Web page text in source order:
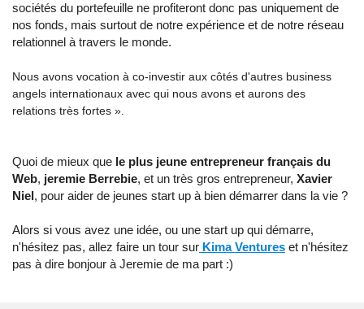
sociétés du portefeuille ne profiteront donc pas uniquement de
nos fonds, mais surtout de notre expérience et de notre réseau
relationnel à travers le monde.
Nous avons vocation à co-investir aux côtés d'autres business
angels internationaux avec qui nous avons et aurons des
relations très fortes ».
Quoi de mieux que le plus jeune entrepreneur français du
Web, jeremie Berrebie, et un très gros entrepreneur, Xavier
Niel, pour aider de jeunes start up à bien démarrer dans la vie ?
Alors si vous avez une idée, ou une start up qui démarre,
n'hésitez pas, allez faire un tour sur Kima Ventures et n'hésitez
pas à dire bonjour à Jeremie de ma part :)